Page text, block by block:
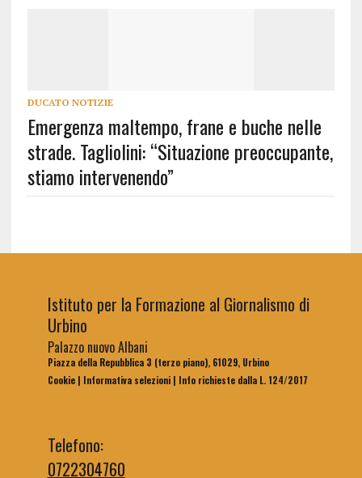
DUCATO NOTIZIE
Emergenza maltempo, frane e buche nelle
strade. Tagliolini: “Situazione preoccupante,
stiamo intervenendo”
Istituto per la Formazione al Giornalismo di
Urbino
Palazzo nuovo Albani
Piazza della Repubblica 3 (terzo piano), 61029, Urbino
Cookie| Informativa selezioni| Info richieste dalla L. 124/2017
Telefono:
0722304760